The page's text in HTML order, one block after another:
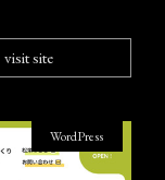
visit site
WordPress